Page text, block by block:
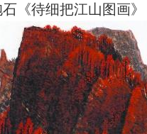
《待细把江山图画》